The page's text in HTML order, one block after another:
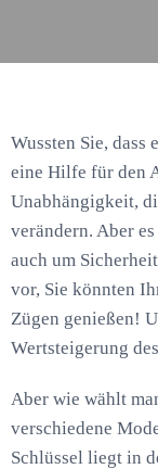
Wussten Sie,
eine Hilfe für den
Unabhängigkeit,
verändern. Aber
auch um
vor, Sie könnten
Zügen genießen!
Wertsteigerung
Aber wie wählt
verschiedene
Schlüssel liegt in